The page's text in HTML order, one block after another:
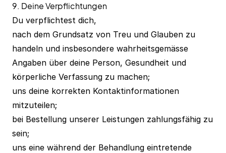
9. Deine Verpflichtungen
Du verpflichtest dich,
nach dem Grundsatz von Treu und Glauben zu
handeln und insbesondere wahrheitsgemässe
Angaben über deine Person, Gesundheit und
körperliche Verfassung zu machen;
uns deine korrekten Kontaktinformationen
mitzuteilen;
bei Bestellung unserer Leistungen zahlungsfähig zu
sein;
uns eine während der Behandlung eintretende